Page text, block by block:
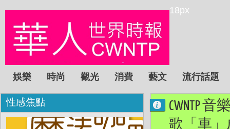
18px
娛樂 時尚 觀光 消費 藝文 流行話題
CWNTP
歌「車」
性感焦點